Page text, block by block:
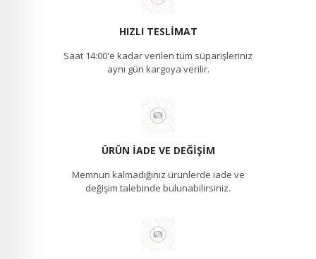
HIZLI TESLIMAT
Saat 14:00'e kadar verilen tüm süparişleriniz
aynı gün kargoya verilir.
ÜRÜN İADE VE DEĞIŞIM
Memnun kalmadığınız ürünlerde iade ve
değişim talebinde bulunabilirsiniz.